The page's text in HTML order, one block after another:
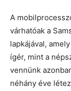
A
várhatóak a
lapkájával,
ígér, mint a
vennünk
néhány éve